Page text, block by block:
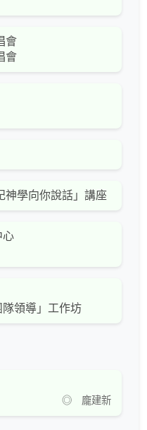
會
會
神學向你說話」講座
心
隊領導」工作坊
◎ 龐建新